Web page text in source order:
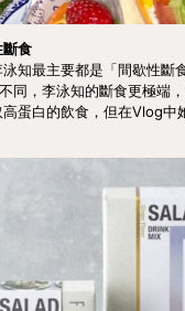
斷食
知最主要都是「間歇性斷
同，李泳知的斷食更極端
蛋白的飲食，但在Vlog中